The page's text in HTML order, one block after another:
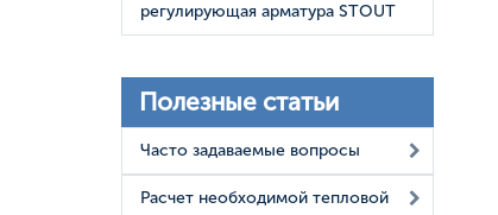
регулирующая арматура STOUT
Полезные статьи
Часто задаваемые вопросы
Расчет необходимой тепловой